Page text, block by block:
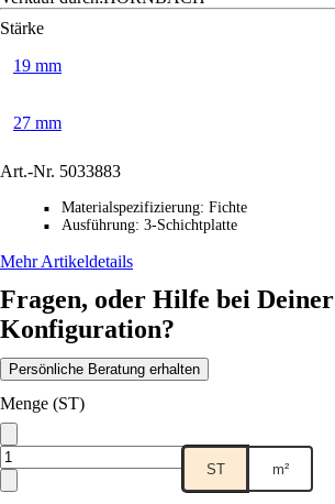
Stärke
19 mm
27 mm
Art.-Nr. 5033883
■ Materialspezifizierung: Fichte
■ Ausführung: 3-Schichtplatte
Mehr Artikeldetails
Fragen, oder Hilfe bei Deiner
Konfiguration?
Persönliche Beratung erhalten
Menge (ST)
ST m²